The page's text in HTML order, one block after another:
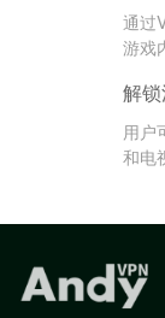
通过
游戏
解
用户
和电